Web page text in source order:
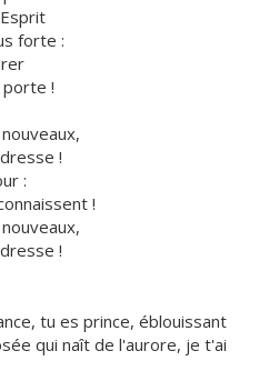
forte :
porte !
!
:
!
!
tu es prince, éblouissant
qui naît de l'aurore, je t'ai